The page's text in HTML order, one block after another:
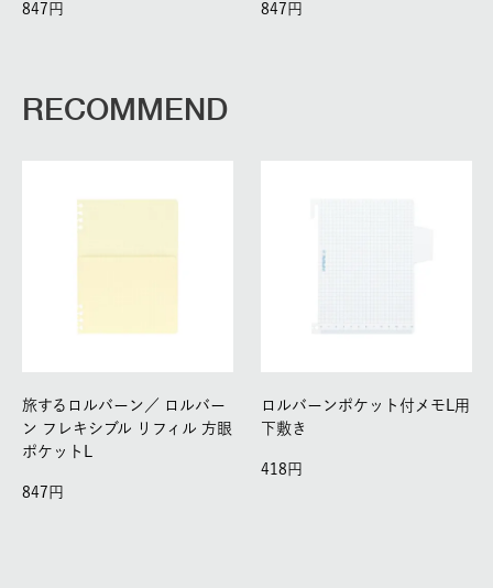
847 847
RECOMMEND
旅するロルバーン／
ロルバー
ン フレキシブル リフィル 方眼
ポケットL
847
ロルバーンポケット付メモL用
下敷き
418